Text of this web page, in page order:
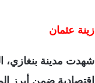
زينة عثمان
شهدت مدينة بنغازي،
اقتصادية ضمن أبرز